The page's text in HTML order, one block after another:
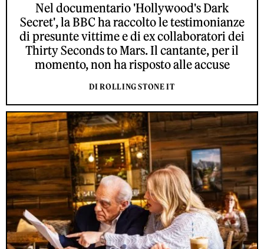
Nel documentario 'Hollywood's Dark
Secret', la BBC ha raccolto le testimonianze
di presunte vittime e di ex collaboratori dei
Thirty Seconds to Mars. Il cantante, per il
momento, non ha risposto alle accuse
DI ROLLING STONE IT